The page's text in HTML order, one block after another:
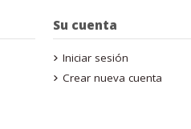
Su cuenta
Iniciar sesión
Crear nueva cuenta